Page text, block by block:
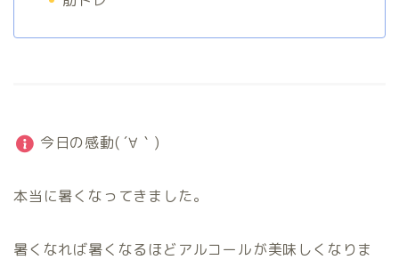
今日の感動( ´∀｀)
本当に暑くなってきました。
暑くなれば暑くなるほどアルコールが美味しくなりま